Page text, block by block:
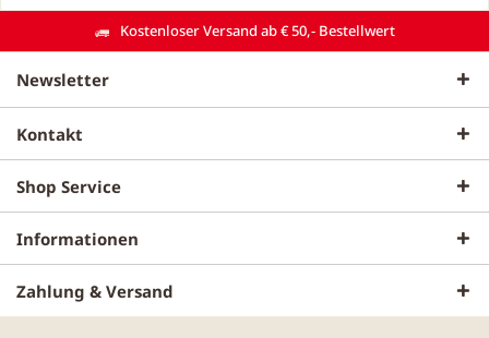
Kostenloser Versand ab € 50,- Bestellwert
Newsletter
Kontakt
Shop Service
Informationen
Zahlung & Versand